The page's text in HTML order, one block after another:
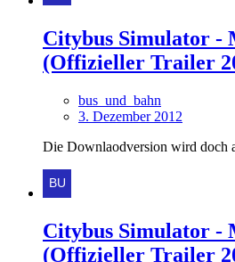
Citybus Simulator -
(Offizieller Trailer
bus_und_bahn
3. Dezember 2012
Die Downlaodversion wird doch
Citybus Simulator -
(Offizieller Trailer